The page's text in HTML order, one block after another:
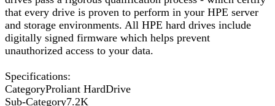
that every drive is proven to perform in your HPE server
and storage environments. All HPE hard drives include
digitally signed firmware which helps prevent
unauthorized access to your data.
Specifications:
CategoryProliant HardDrive
Sub-Category7.2K